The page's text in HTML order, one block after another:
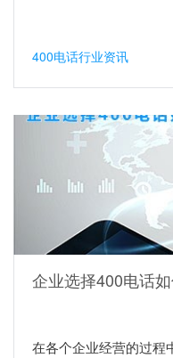
400电话行业资讯
企业选择400电话
在各个企业经营的过程